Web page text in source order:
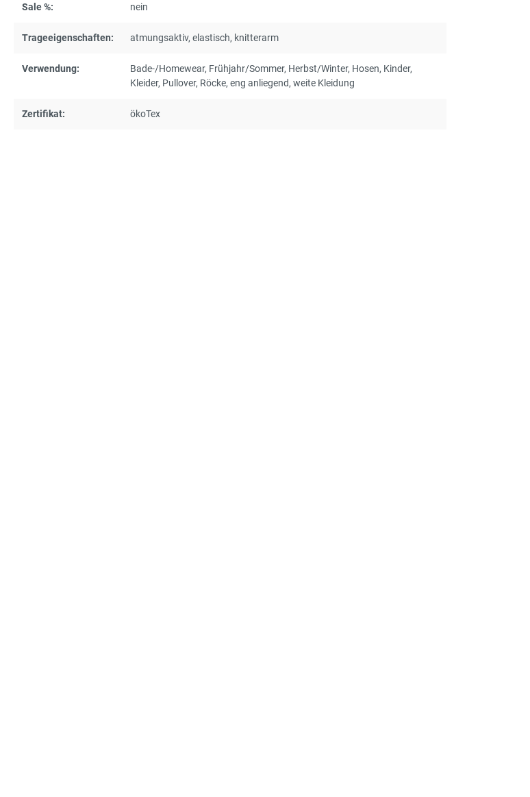
Sale %: nein
Trageeigenschaften: atmungsaktiv, elastisch, knitterarm
Verwendung: Bade-/Homewear, Frühjahr/Sommer, Herbst/Winter, Hosen, Kinder,
Kleider, Pullover, Röcke, eng anliegend, weite Kleidung
Zertifikat: ökoTex